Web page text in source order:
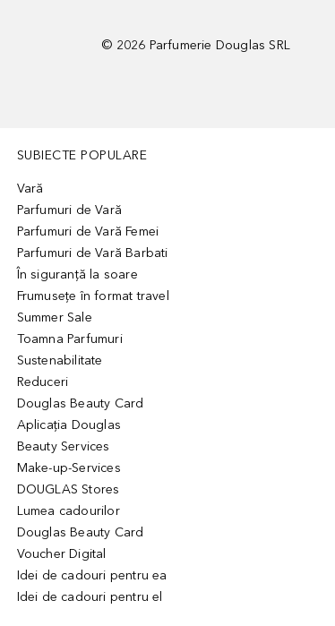
© 2026 Parfumerie Douglas SRL
SUBIECTE POPULARE
Vară
Parfumuri de Vară
Parfumuri de Vară Femei
Parfumuri de Vară Barbati
În siguranță la soare
Frumusețe în format travel
Summer Sale
Toamna Parfumuri
Sustenabilitate
Reduceri
Douglas Beauty Card
Aplicația Douglas
Beauty Services
Make-up-Services
DOUGLAS Stores
Lumea cadourilor
Douglas Beauty Card
Voucher Digital
Idei de cadouri pentru ea
Idei de cadouri pentru el